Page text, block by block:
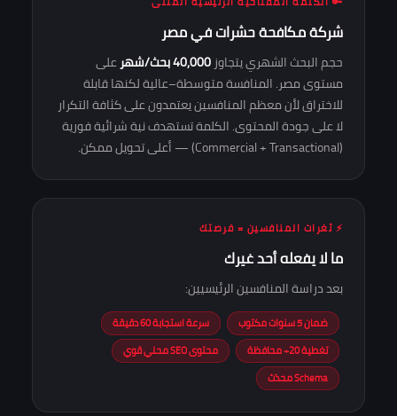
شركة مكافحة حشرات في مصر
حجم البحث الشهري يتجاوز40,000 بحث/شهر
على
مستوى مصر. المنافسة متوسطة–عالية لكنها قابلة
للاختراق لأن معظم المنافسين يعتمدون على كثافة التكرار
لا على جودة المحتوى. الكلمة تستهدف نية شرائية فورية
(Commercial + Transactional) — أعلى تحويل ممكن.
⚡ ثغرات المنافسين = فرصتك
ما لا يفعله أحد غيرك
بعد دراسة المنافسين الرئيسيين:
ضمان 5 سنوات مكتوب
سرعة استجابة 60 دقيقة
تغطية 20+ محافظة
محتوى SEO محلي قوي
Schema محدّث